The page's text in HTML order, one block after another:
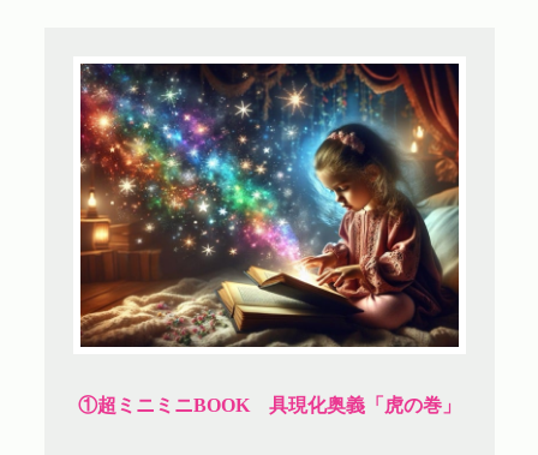
①超ミニミニBOOK 具現化奥義「虎の巻」